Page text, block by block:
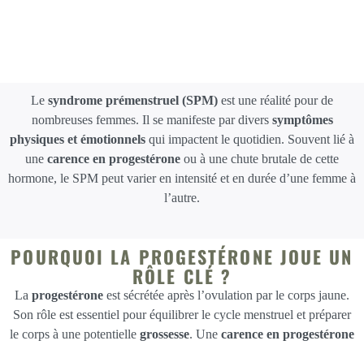
Le syndrome prémenstruel (SPM) est une réalité pour de
nombreuses femmes. Il se manifeste par divers symptômes
physiques et émotionnels qui impactent le quotidien. Souvent lié à
une carence en progestérone ou à une chute brutale de cette
hormone, le SPM peut varier en intensité et en durée d’une femme à
l’autre.
POURQUOI LA PROGESTÉRONE JOUE UN
RÔLE CLÉ ?
La progestérone est sécrétée après l’ovulation par le corps jaune.
Son rôle est essentiel pour équilibrer le cycle menstruel et préparer
le corps à une potentielle grossesse. Une carence en progestérone